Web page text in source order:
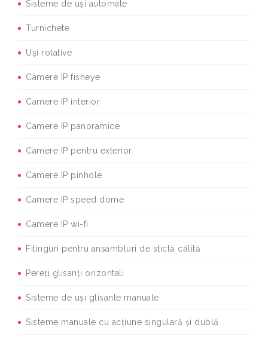
Sisteme de uși automate
Turnichete
Uși rotative
Camere IP fisheye
Camere IP interior
Camere IP panoramice
Camere IP pentru exterior
Camere IP pinhole
Camere IP speed dome
Camere IP wi-fi
Fitinguri pentru ansambluri de sticlă călită
Pereți glisanți orizontali
Sisteme de uși glisante manuale
Sisteme manuale cu acțiune singulară și dublă